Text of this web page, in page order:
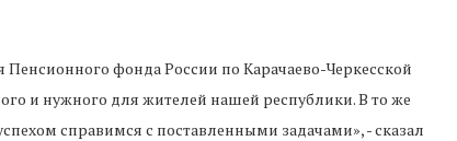
Пенсионного фонда России по Карачаево-Черкесской
и нужного для жителей нашей республики. В то же
справимся с поставленными задачами», - сказал